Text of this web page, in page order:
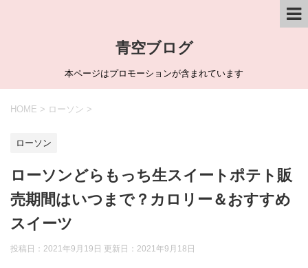
青空ブログ
本ページはプロモーションが含まれています
HOME > ローソン >
ローソン
ローソンどらもっち生スイートポテト販
売期間はいつまで？カロリー＆おすすめ
スイーツ
投稿日：2021年9月19日 更新日： 2021年9月18日